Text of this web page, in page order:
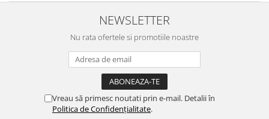
NEWSLETTER
Nu rata ofertele si promotiile noastre
Vreau să primesc noutati prin e-mail. Detalii în
Politica de Confidențialitate.